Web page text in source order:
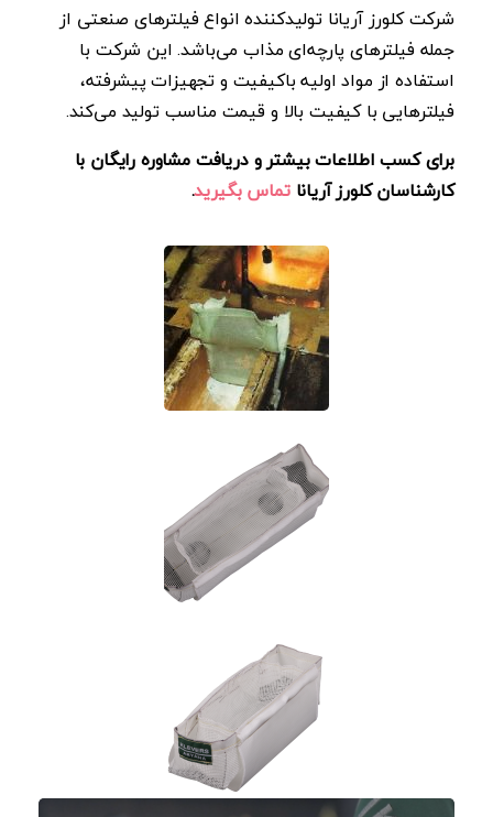
شرکت کلورز آریانا تولیدکننده انواع فیلترهای صنعتی از
جمله فیلترهای پارچه‌ای مذاب می‌باشد. این شرکت با
استفاده از مواد اولیه باکیفیت و تجهیزات پیشرفته،
فیلترهایی با کیفیت بالا و قیمت مناسب تولید می‌کند.
برای کسب اطلاعات بیشتر و دریافت مشاوره رایگان با
کارشناسان کلورز آریاناتماس بگیرید.